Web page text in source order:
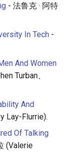
- 法鲁克 · 阿特
In Tech -
And Women
Turban、
And
Lay-Flurrie).
Of Talking
(Valerie